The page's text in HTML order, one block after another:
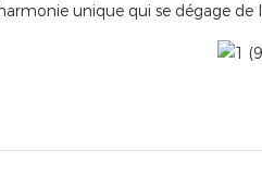
unique qui se dégage